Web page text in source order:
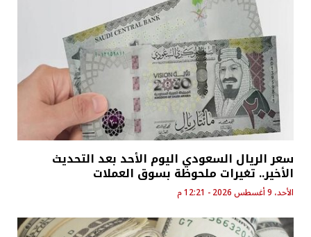
سعر الريال السعودي اليوم الأحد بعد التحديث
الأخير.. تغيرات ملحوظة بسوق العملات
الأحد، 9 أغسطس 2026 - 12:21 م